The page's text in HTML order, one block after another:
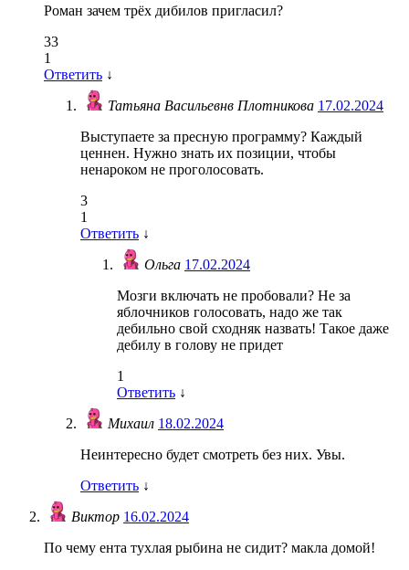
Роман зачем трёх дибилов пригласил?
33
1
Ответить ↓
Татьяна Васильевнв Плотникова 17.02.2024
Выступаете за пресную программу? Каждый
ценнен. Нужно знать их позиции, чтобы
ненароком не проголосовать.
3
1
Ответить ↓
Ольга 17.02.2024
Мозги включать не пробовали? Не за
яблочников голосовать, надо же так
дебильно свой сходняк назвать! Такое даже
дебилу в голову не придет
1
Ответить ↓
Михаил 18.02.2024
Неинтересно будет смотреть без них. Увы.
Ответить ↓
Виктор 16.02.2024
По чему ента тухлая рыбина не сидит? макла домой!